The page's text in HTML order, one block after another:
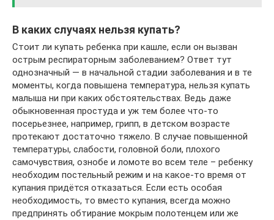
В каких случаях нельзя купать?
Стоит ли купать ребенка при кашле, если он вызван
острым респираторным заболеванием? Ответ тут
однозначный — в начальной стадии заболевания и в те
моменты, когда повышена температура, нельзя купать
малыша ни при каких обстоятельствах. Ведь даже
обыкновенная простуда и уж тем более что-то
посерьезнее, например, грипп, в детском возрасте
протекают достаточно тяжело. В случае повышенной
температуры, слабости, головной боли, плохого
самочувствия, ознобе и ломоте во всем теле – ребенку
необходим постельный режим и на какое-то время от
купания придётся отказаться. Если есть особая
необходимость, то вместо купания, всегда можно
предпринять обтирание мокрым полотенцем или же